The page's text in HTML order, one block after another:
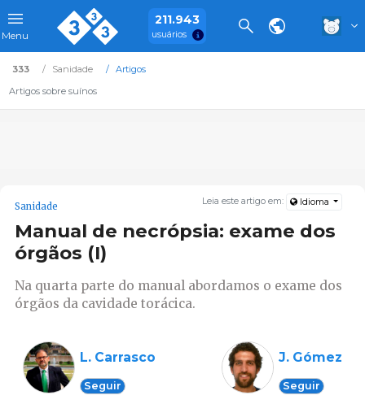
Menu
211.943
usuários
333 Sanidade
Artigos
Artigos sobre suínos
Leia este artigo em: Idioma
Sanidade
Manual de necrópsia: exame dos
órgãos (I)
Na quarta parte do manual abordamos o exame dos
órgãos da cavidade torácica.
L. Carrasco
Seguir
J. Gómez
Seguir